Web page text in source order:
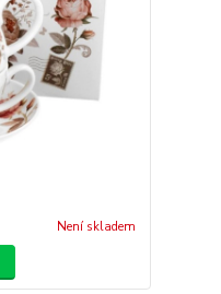
Není skladem